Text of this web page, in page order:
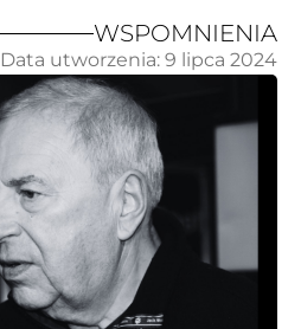
WSPOMNIENIA
Data utworzenia: 9 lipca 2024